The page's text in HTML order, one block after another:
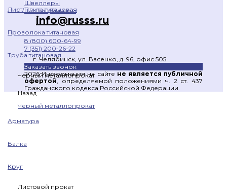
Лист/Плита титановая
Проволока титановая
Труба титановая
Черный металлопрокат
Назад
Черный металлопрокат
Арматура
Балка
Круг
Листовой прокат
Швеллеры
Шестигранники
info@russs.ru
8 (800) 600-64-99
7 (351) 200-26-22
г. Челябинск, ул. Васенко, д. 96, офис 505
Заказать звонок
2026 Информация на сайте не является публичной
офертой , определяемой положениями ч. 2 ст. 437
Гражданского кодекса Российской Федерации.